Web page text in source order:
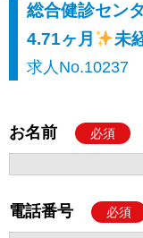
総合健診セン
4.71ヶ月
未
求人No.10237
お名前 必須
電話番号 必須